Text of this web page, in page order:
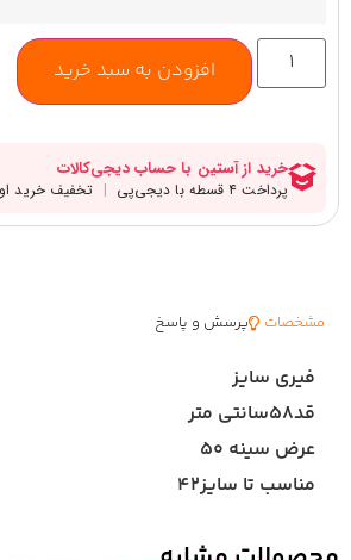
افزودن به سبد خرید
مشخصات پرسش و پاسخ
فیری سایز
قد۵۸سانتی متر
عرض سینه ۵۰
مناسب تا سایز۴۲